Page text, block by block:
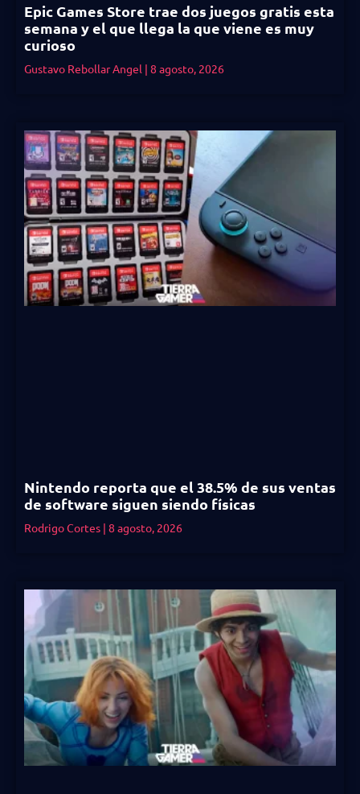
Epic Games Store trae dos juegos gratis esta
semana y el que llega la que viene es muy
curioso
Gustavo Rebollar Angel 8 agosto, 2026
Nintendo reporta que el 38.5% de sus ventas
de software siguen siendo físicas
Rodrigo Cortes 8 agosto, 2026